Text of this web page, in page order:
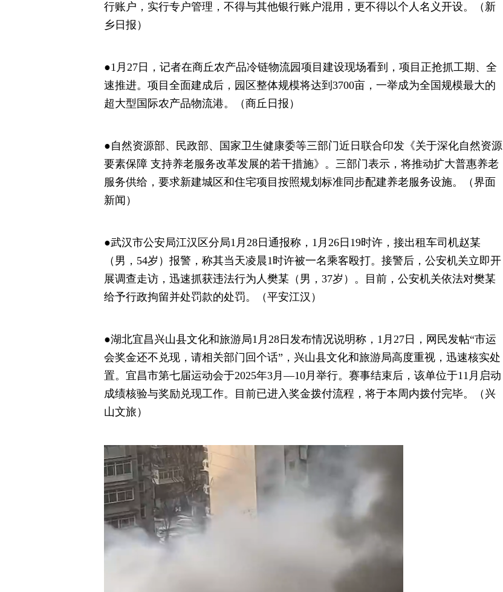
行账户，实行专户管理，不得与其他银行账户混用，更不得以个人名义开设。（新
乡日报）
●1月27日，记者在商丘农产品冷链物流园项目建设现场看到，项目正抢抓工期、全
速推进。项目全面建成后，园区整体规模将达到3700亩，一举成为全国规模最大的
超大型国际农产品物流港。（商丘日报）
●自然资源部、民政部、国家卫生健康委等三部门近日联合印发《关于深化自然资源
要素保障 支持养老服务改革发展的若干措施》。三部门表示，将推动扩大普惠养老
服务供给，要求新建城区和住宅项目按照规划标准同步配建养老服务设施。（界面
新闻）
●武汉市公安局江汉区分局1月28日通报称，1月26日19时许，接出租车司机赵某
（男，54岁）报警，称其当天凌晨1时许被一名乘客殴打。接警后，公安机关立即开
展调查走访，迅速抓获违法行为人樊某（男，37岁）。目前，公安机关依法对樊某
给予行政拘留并处罚款的处罚。（平安江汉）
●湖北宜昌兴山县文化和旅游局1月28日发布情况说明称，1月27日，网民发帖“市运
会奖金还不兑现，请相关部门回个话”，兴山县文化和旅游局高度重视，迅速核实处
置。宜昌市第七届运动会于2025年3月—10月举行。赛事结束后，该单位于11月启动
成绩核验与奖励兑现工作。目前已进入奖金拨付流程，将于本周内拨付完毕。（兴
山文旅）